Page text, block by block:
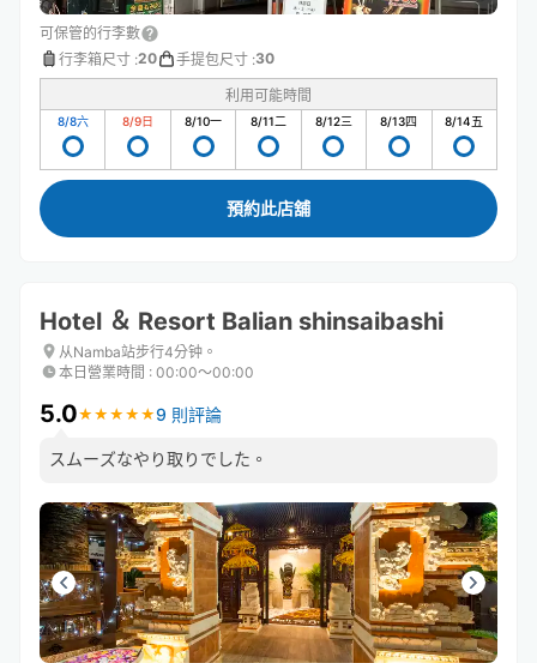
可保管的行李數
行李箱尺寸 :20 手提包尺寸 :30
利用可能時間
8/8六 8/9日 8/10一 8/11二 8/12三 8/13四 8/14五
預約此店舖
Hotel ＆ Resort Balian shinsaibashi
从Namba站步行4分钟。
本日營業時間 : 00:00〜00:00
5.0★ ★ ★ ★ ★
★ ★ ★ ★ ★9 則評論
スムーズなやり取りでした。